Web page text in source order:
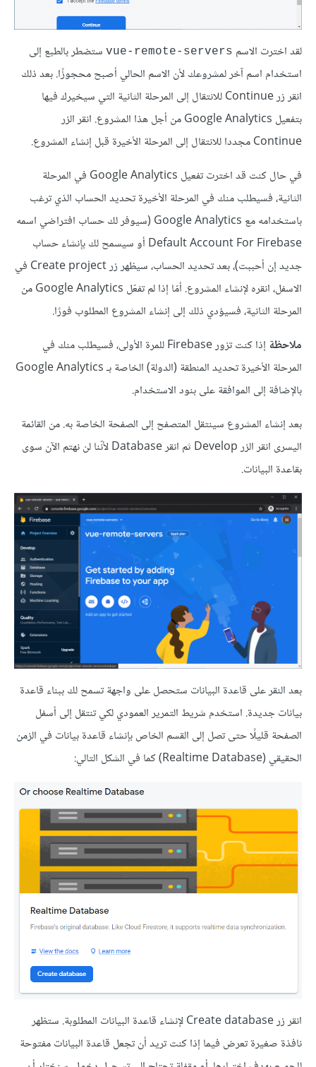
لقد اخترت الاسم vue-remote-servers ستضطر بالطبع إلى
استخدام اسم آخر لمشروعك لأن الاسم الحالي أصبح محجوزًا. بعد ذلك
انقر زر Continue للانتقال إلى المرحلة الثانية التي سيخيرك فيها
بتفعيل Google Analytics من أجل هذا المشروع. انقر الزر
Continue مجددا للانتقال إلى المرحلة الأخيرة قبل إنشاء المشروع.
في حال كنت قد اخترت تفعيل Google Analytics في المرحلة
الثانية، فسيطلب منك في المرحلة الأخيرة تحديد الحساب الذي ترغب
باستخدامه مع Google Analytics (سيوفر لك حساب افتراضي اسمه
Default Account For Firebase أو سيسمح لك بإنشاء حساب
جديد إن أحببت)، بعد تحديد الحساب، سيظهر زر Create project في
الاسفل، انقره لإنشاء المشروع. أمّا إذا لم تفعّل Google Analytics من
المرحلة الثانية، فسيؤدي ذلك إلى إنشاء المشروع المطلوب فورًا.
ملاحظة
إذا كنت تزور Firebase للمرة الأولى، فسيطلب منك في
المرحلة الأخيرة تحديد المنطقة (الدولة) الخاصة بـ Google Analytics
بالإضافة إلى الموافقة على بنود الاستخدام.
بعد إنشاء المشروع سينتقل المتصفح إلى الصفحة الخاصة به. من القائمة
اليسرى انقر الزر Develop ثم انقر Database لأنّنا لن نهتم الآن سوى
بقاعدة البيانات.
بعد النقر على قاعدة البيانات ستحصل على واجهة تسمح لك ببناء قاعدة
بيانات جديدة. استخدم شريط التمرير العمودي لكي تنتقل إلى أسفل
الصفحة قليلًا حتى تصل إلى القسم الخاص بإنشاء قاعدة بيانات في الزمن
الحقيقي (Realtime Database) كما في الشكل التالي:
انقر زر Create database لإنشاء قاعدة البيانات المطلوبة. ستظهر
نافذة صغيرة تعرض فيما إذا كنت تريد أن تجعل قاعدة البيانات مفتوحة